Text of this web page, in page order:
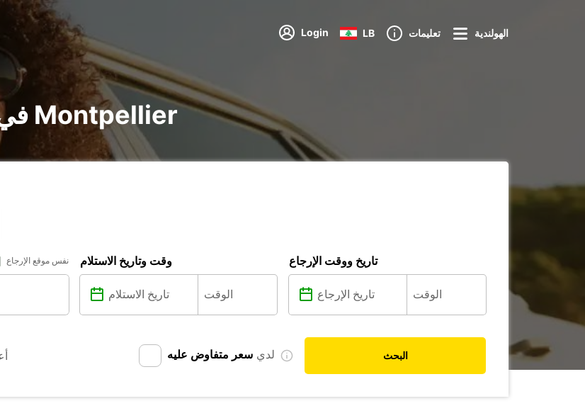
Login LB تعليمات الهولندية
تأجير voiture و utilitaire في Montpellier
نفس موقع الإرجاع وقت وتاريخ الاستلام تاريخ ووقت الإرجاع
لدي سعر متفاوض عليه البحث